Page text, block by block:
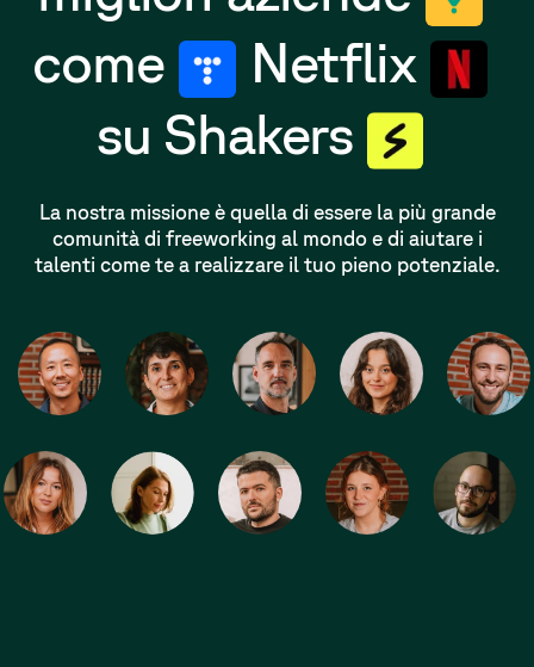
come
Netflix
su Shakers
La nostra missione è quella di essere la più grande
comunità di freeworking al mondo e di aiutare i
talenti come te a realizzare il tuo pieno potenziale.